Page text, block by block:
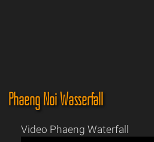
Phaeng Noi Wasserfall
Video Phaeng Waterfall